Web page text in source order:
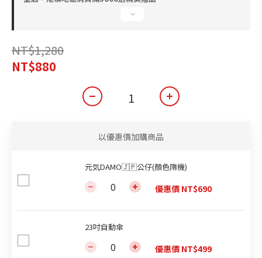
NT$1,280
NT$880
以優惠價加購商品
元気DAMO🇯🇵公仔(顏色隋機)
優惠價 NT$690
23吋自動傘
優惠價 NT$499